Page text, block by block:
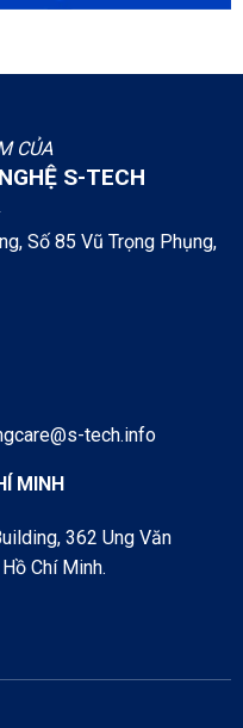
CỦA
S-TECH
Số 85 Vũ Trọng Phụng,
tech.info
MINH
362 Ung Văn
Chí Minh.